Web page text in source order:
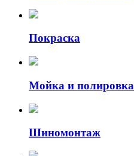
Покраска
Мойка и полировка
Шиномонтаж